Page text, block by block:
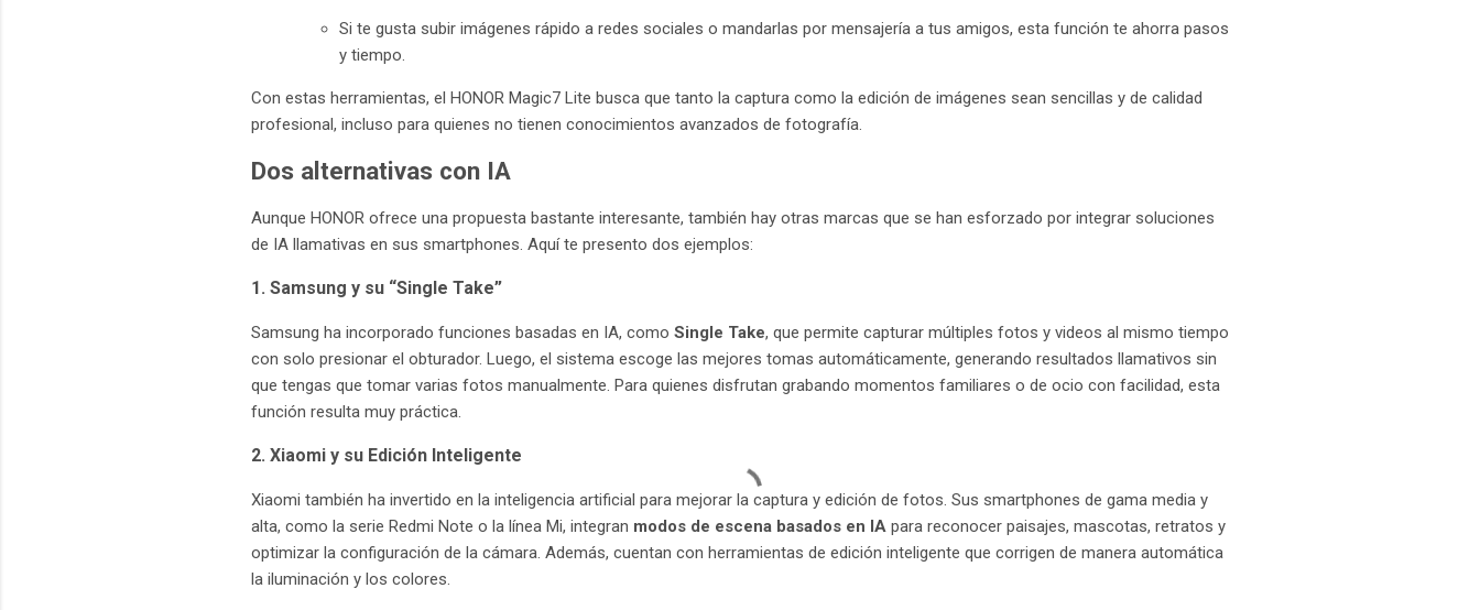
Si te gusta subir imágenes rápido a redes sociales o mandarlas por mensajería a tus amigos, esta función te ahorra pasos
y tiempo.
Con estas herramientas, el HONOR Magic7 Lite busca que tanto la captura como la edición de imágenes sean sencillas y de calidad
profesional, incluso para quienes no tienen conocimientos avanzados de fotografía.
Dos alternativas con IA
Aunque HONOR ofrece una propuesta bastante interesante, también hay otras marcas que se han esforzado por integrar soluciones
de IA llamativas en sus smartphones. Aquí te presento dos ejemplos:
1. Samsung y su “Single Take”
Samsung ha incorporado funciones basadas en IA, como Single Take, que permite capturar múltiples fotos y videos al mismo tiempo
con solo presionar el obturador. Luego, el sistema escoge las mejores tomas automáticamente, generando resultados llamativos sin
que tengas que tomar varias fotos manualmente. Para quienes disfrutan grabando momentos familiares o de ocio con facilidad, esta
función resulta muy práctica.
2. Xiaomi y su Edición Inteligente
Xiaomi también ha invertido en la inteligencia artificial para mejorar la captura y edición de fotos. Sus smartphones de gama media y
alta, como la serie Redmi Note o la línea Mi, integran modos de escena basados en IA para reconocer paisajes, mascotas, retratos y
optimizar la configuración de la cámara. Además, cuentan con herramientas de edición inteligente que corrigen de manera automática
la iluminación y los colores.